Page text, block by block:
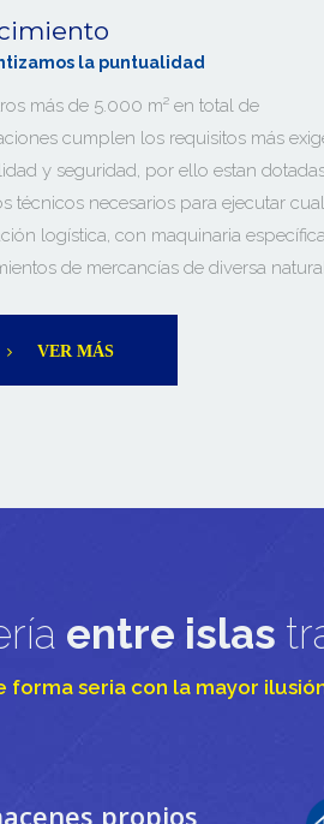
la puntualidad
más de 5.000 m² en total de
cumplen los requisitos más
y seguridad, por ello estan
técnicos necesarios para ejecutar
logística, con maquinaria
de mercancías de diversa
VER MÁS
entre islas
forma seria con la mayor
propios